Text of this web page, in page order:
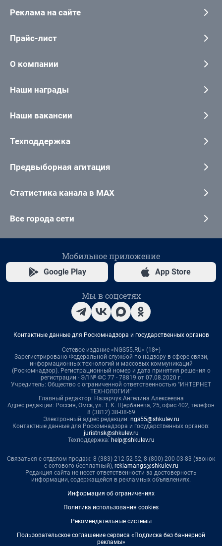
Реклама на сайте
Прайс-лист
О компании
Наши награды
Наши вакансии
Техподдержка
Предвыборная агитация
Статистика канала в MAX
Все города сети
Мобильное приложение
Google Play App Store
Мы в соцсетях
Контактные данные для Роскомнадзора и государственных органов
Сетевое издание «NGS55.RU» (18+)
Зарегистрировано Федеральной службой по надзору в сфере связи,
информационных технологий и массовых коммуникаций
(Роскомнадзор). Регистрационный номер и дата принятия решения о
регистрации - ЭЛ № ФС 77 - 78819 от 07.08.2020 г.
Учредитель: Общество с ограниченной ответственностью "ИНТЕРНЕТ
ТЕХНОЛОГИИ"
Главный редактор: Назарчук Ангелина Алексеевна
Адрес редакции: Россия, Омск, ул. Т. К. Щербанева, 25, офис 402, телефон
8 (3812) 38-08-69
Электронный адрес редакции: ngs55@shkulev.ru
Контактные данные для Роскомнадзора и государственных органов:
juristnsk@shkulev.ru
Техподдержка: help@shkulev.ru
Связаться с отделом продаж: 8 (383) 212-52-52, 8 (800) 200-03-83 (звонок
с сотового бесплатный), reklamangs@shkulev.ru
Редакция сайта не несет ответственности за достоверность
информации, содержащейся в рекламных объявлениях.
Информация об ограничениях
Политика использования cookies
Рекомендательные системы
Пользовательское соглашение сервиса «Подписка без баннерной
рекламы»